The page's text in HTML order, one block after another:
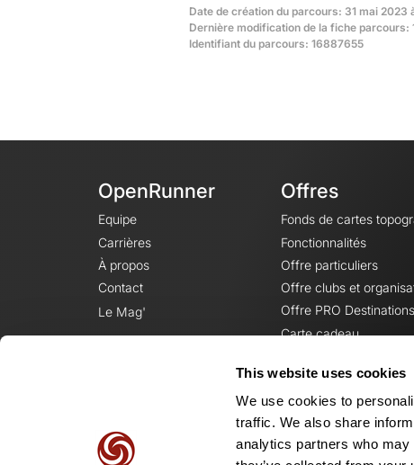
This website uses cookies
We use cookies to
traffic. We also share
analytics partners who may
Date de création du parcours: 31 mai 2023
Dernière modification de la fiche parcours:
Identifiant du parcours: 16887655
OpenRunner
Equipe
Carrières
À propos
Contact
Le Mag'
Offres
Fonds de cartes
Fonctionnalités
Offre particuliers
Offre clubs et
Offre PRO Destinations
Carte cadeau